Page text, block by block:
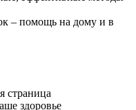
– помощь на дому и в